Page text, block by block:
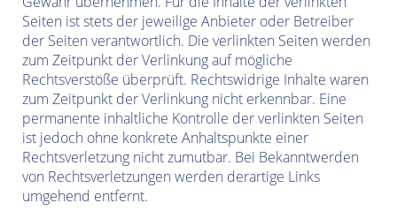
Seiten ist stets der jeweilige Anbieter oder Betreiber
der Seiten verantwortlich. Die verlinkten Seiten werden
zum Zeitpunkt der Verlinkung auf mögliche
Rechtsverstöße überprüft. Rechtswidrige Inhalte waren
zum Zeitpunkt der Verlinkung nicht erkennbar. Eine
permanente inhaltliche Kontrolle der verlinkten Seiten
ist jedoch ohne konkrete Anhaltspunkte einer
Rechtsverletzung nicht zumutbar. Bei Bekanntwerden
von Rechtsverletzungen werden derartige Links
umgehend entfernt.